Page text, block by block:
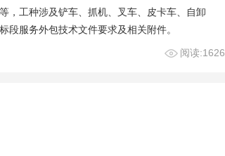
，工种涉及铲车、抓机、叉车、皮卡车、自卸
服务外包技术文件要求及相关附件。
阅读:1626